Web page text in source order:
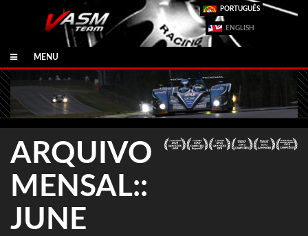
PORTUGUÊS
ENGLISH
MENU
ARQUIVO
MENSAL::
JUNE